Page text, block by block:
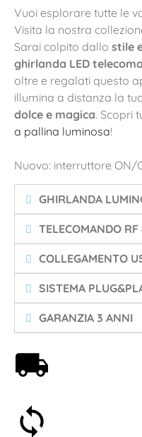
Vuoi esplorare tutte le
Visita la nostra
Sarai colpito dallo stile
ghirlanda LED
oltre e regalati questo
illumina a distanza la
dolce e magica. Scopri
a pallina luminosa!
Nuovo: interruttore ON/
GHIRLANDA
TELECOMANDO
COLLEGAMENTO
SISTEMA
GARANZIA 3 ANNI